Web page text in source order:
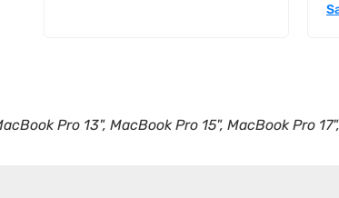
Pro 13", MacBook Pro 15", MacBook Pro